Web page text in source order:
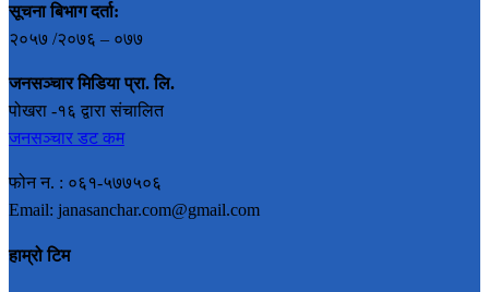
सूचना बिभाग दर्ता:
२०५७ /२०७६ – ०७७
जनसञ्चार मिडिया प्रा. लि.
पोखरा -१६ द्वारा संचालित
जनसञ्चार डट कम
फोन न. : ०६१-५७७५०६
Email: janasanchar.com@gmail.com
हाम्रो टिम